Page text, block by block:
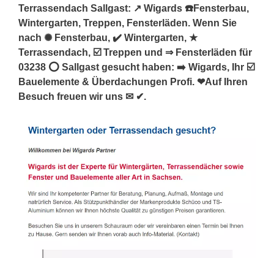
Terrassendach Sallgast: ↗️ Wigards ☎️Fensterbau,
Wintergarten, Treppen, Fensterläden. Wenn Sie
nach ✺ Fensterbau, ✔️ Wintergarten, ★
Terrassendach, ☑️ Treppen und ⇒ Fensterläden für
03238 ⭕ Sallgast gesucht haben: ➡️ Wigards, Ihr ☑️
Bauelemente & Überdachungen Profi. ❤Auf Ihren
Besuch freuen wir uns ✉ ✔.